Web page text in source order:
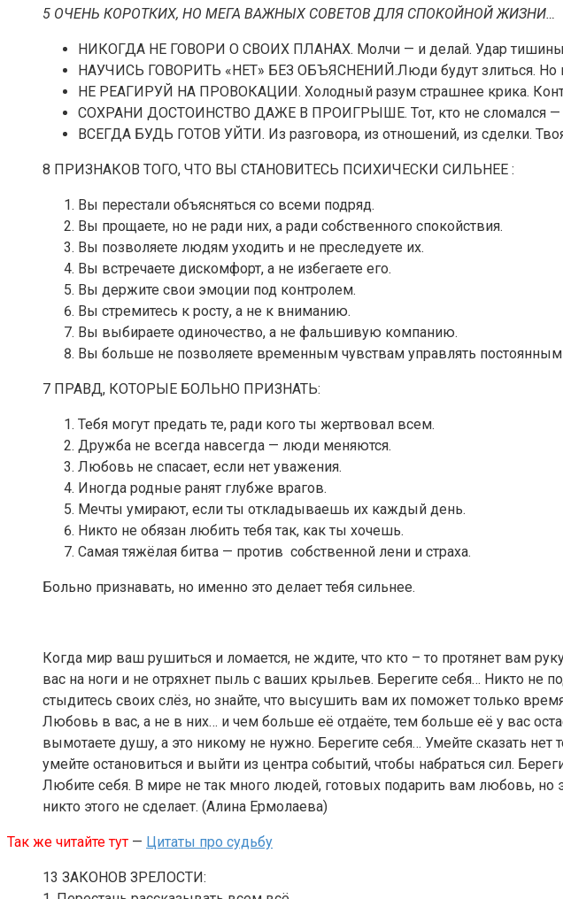
5 ОЧЕНЬ КОРОТКИХ, НО МЕГА ВАЖНЫХ СОВЕТОВ ДЛЯ СПОКОЙНОЙ ЖИЗНИ…
НИКОГДА НЕ ГОВОРИ О СВОИХ ПЛАНАХ. Молчи — и делай. Удар
НАУЧИСЬ ГОВОРИТЬ «НЕТ» БЕЗ ОБЪЯСНЕНИЙ.Люди будут злиться. Но
НЕ РЕАГИРУЙ НА ПРОВОКАЦИИ. Холодный разум страшнее крика.
СОХРАНИ ДОСТОИНСТВО ДАЖЕ В ПРОИГРЫШЕ. Тот, кто не сломался —
ВСЕГДА БУДЬ ГОТОВ УЙТИ. Из разговора, из отношений, из сделки.
8 ПРИЗНАКОВ ТОГО, ЧТО ВЫ СТАНОВИТЕСЬ ПСИХИЧЕСКИ СИЛЬНЕЕ :
Вы перестали объясняться со всеми подряд.
Вы прощаете, но не ради них, а ради собственного спокойствия.
Вы позволяете людям уходить и не преследуете их.
Вы встречаете дискомфорт, а не избегаете его.
Вы держите свои эмоции под контролем.
Вы стремитесь к росту, а не к вниманию.
Вы выбираете одиночество, а не фальшивую компанию.
Вы больше не позволяете временным чувствам управлять
7 ПРАВД, КОТОРЫЕ БОЛЬНО ПРИЗНАТЬ:
Тебя могут предать те, ради кого ты жертвовал всем.
Дружба не всегда навсегда — люди меняются.
Любовь не спасает, если нет уважения.
Иногда родные ранят глубже врагов.
Мечты умирают, если ты откладываешь их каждый день.
Никто не обязан любить тебя так, как ты хочешь.
Самая тяжёлая битва — против собственной лени и страха.
Больно признавать, но именно это делает тебя сильнее.
Когда мир ваш рушиться и ломается, не ждите, что кто – то протянет вам
вас на ноги и не отряхнет пыль с ваших крыльев. Берегите себя… Никто не
стыдитесь своих слёз, но знайте, что высушить вам их поможет только
Любовь в вас, а не в них… и чем больше её отдаёте, тем больше её у вас
вымотаете душу, а это никому не нужно. Берегите себя… Умейте сказать
умейте остановиться и выйти из центра событий, чтобы набраться сил.
Любите себя. В мире не так много людей, готовых подарить вам любовь, но
никто этого не сделает. (Алина Ермолаева)
Так же читайте тут — Цитаты про судьбу
13 ЗАКОНОВ ЗРЕЛОСТИ: